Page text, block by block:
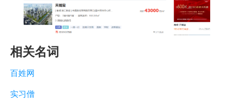
相关名词
百姓网
实习僧